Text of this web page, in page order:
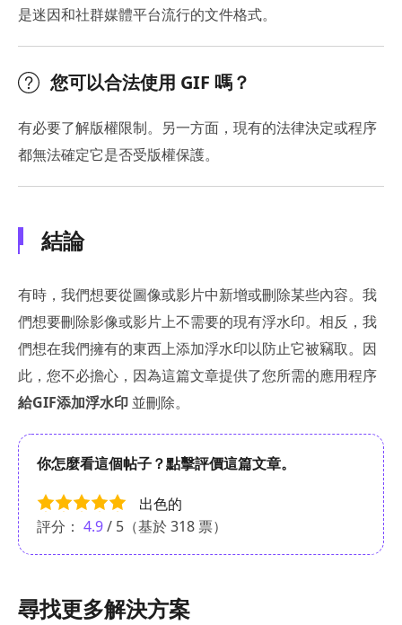
是迷因和社群媒體平台流行的文件格式。
您可以合法使用 GIF 嗎？
有必要了解版權限制。另一方面，現有的法律決定或程序
都無法確定它是否受版權保護。
結論
有時，我們想要從圖像或影片中新增或刪除某些內容。我
們想要刪除影像或影片上不需要的現有浮水印。相反，我
們想在我們擁有的東西上添加浮水印以防止它被竊取。因
此，您不必擔心，因為這篇文章提供了您所需的應用程序
給GIF添加浮水印 並刪除。
你怎麼看這個帖子？點擊評價這篇文章。
出色的
評分： 4.9/ 5（基於318 票）
尋找更多解決方案